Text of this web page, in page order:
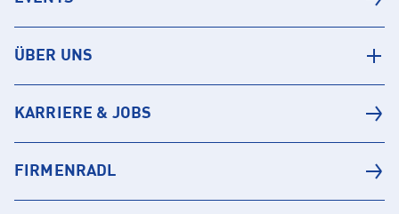
ÜBER UNS
KARRIERE & JOBS
FIRMENRADL